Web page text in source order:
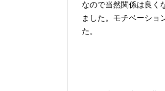
なので当然関係は良く
ました。モチベーショ
た。